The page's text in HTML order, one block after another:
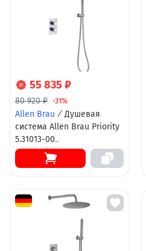
55 835 ₽
80 920 ₽ -31%
Allen Brau / Душевая
система Allen Brau Priority
5.31013-00
термостатическая,
верхний и ручной душ,